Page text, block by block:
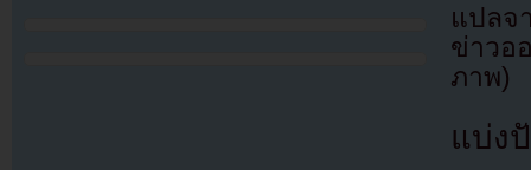
แปล
ข่าวอ
ภาพ)
แบ่ง